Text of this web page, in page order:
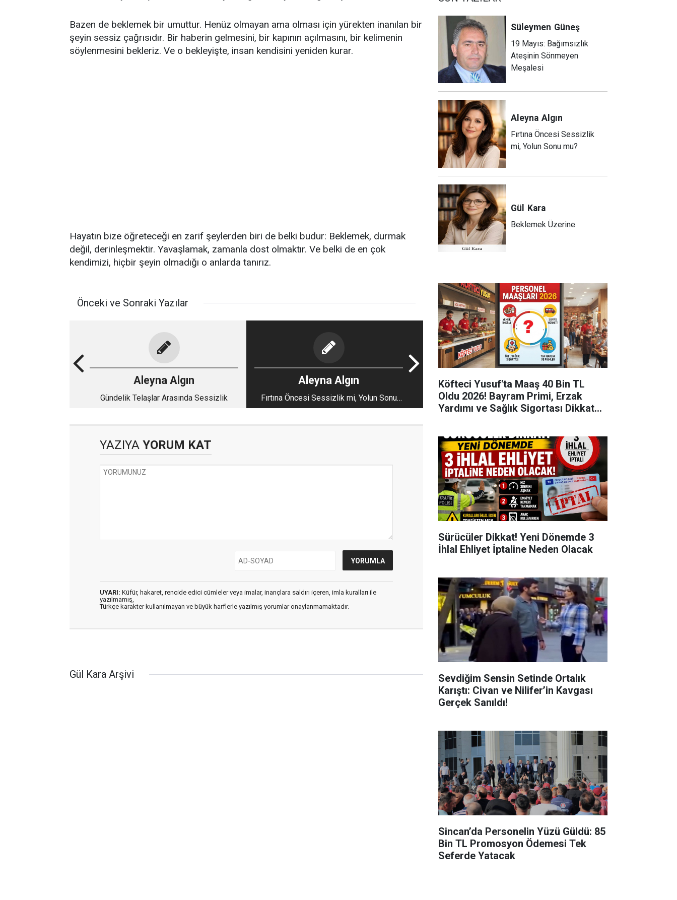
Bazen de beklemek bir umuttur. Henüz olmayan ama olması için yürekten inanılan bir
şeyin sessiz çağrısıdır. Bir haberin gelmesini, bir kapının açılmasını, bir kelimenin
söylenmesini bekleriz. Ve o bekleyişte, insan kendisini yeniden kurar.
Hayatın bize öğreteceği en zarif şeylerden biri de belki budur: Beklemek, durmak
değil, derinleşmektir. Yavaşlamak, zamanla dost olmaktır. Ve belki de en çok
kendimizi, hiçbir şeyin olmadığı o anlarda tanırız.
Önceki ve Sonraki Yazılar
Aleyna Algın
Gündelik Telaşlar Arasında Sessizlik
Aleyna Algın
Fırtına Öncesi Sessizlik mi, Yolun Sonu
mu?
YAZIYA YORUM KAT
UYARI: Küfür, hakaret, rencide edici cümleler veya imalar, inançlara saldırı içeren, imla kuralları ile
yazılmamış,
Türkçe karakter kullanılmayan ve büyük harflerle yazılmış yorumlar onaylanmamaktadır.
Gül Kara Arşivi
Süleymen Güneş
19 Mayıs: Bağımsızlık
Ateşinin Sönmeyen
Meşalesi
Aleyna Algın
Fırtına Öncesi Sessizlik
mi, Yolun Sonu mu?
Gül Kara
Beklemek Üzerine
Köfteci Yusuf'ta Maaş 40 Bin TL
Oldu 2026! Bayram Primi, Erzak
Yardımı ve Sağlık Sigortası Dikkat
Sürücüler Dikkat! Yeni Dönemde 3
İhlal Ehliyet İptaline Neden Olacak
Sevdiğim Sensin Setinde Ortalık
Karıştı: Civan ve Nilifer’in Kavgası
Gerçek Sanıldı!
Sincan’da Personelin Yüzü Güldü: 85
Bin TL Promosyon Ödemesi Tek
Seferde Yatacak